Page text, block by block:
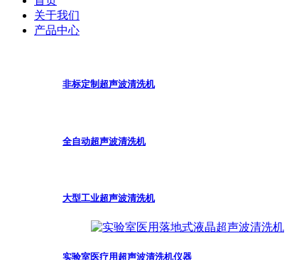
关于我们
产品中心
非标定制超声波清洗机
全自动超声波清洗机
大型工业超声波清洗机
实验室医疗用超声波清洗机仪器